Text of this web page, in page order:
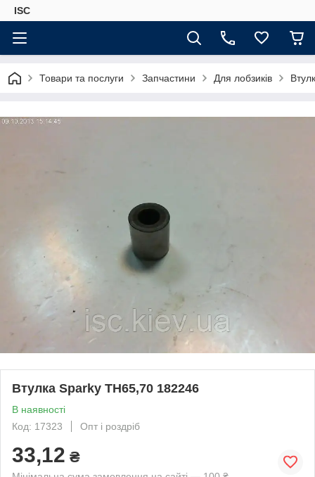
ISC
Товари та послуги Запчастини Для лобзиків
Втулка Sparky TH65,70 182246
В наявності
Код: 17323
Опт і роздріб
33,12 ₴